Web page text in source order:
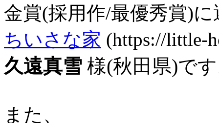
金賞(採用作/最優秀賞)
ちいさな家 (https://little-
久遠真雪 様(秋田県)で
また、